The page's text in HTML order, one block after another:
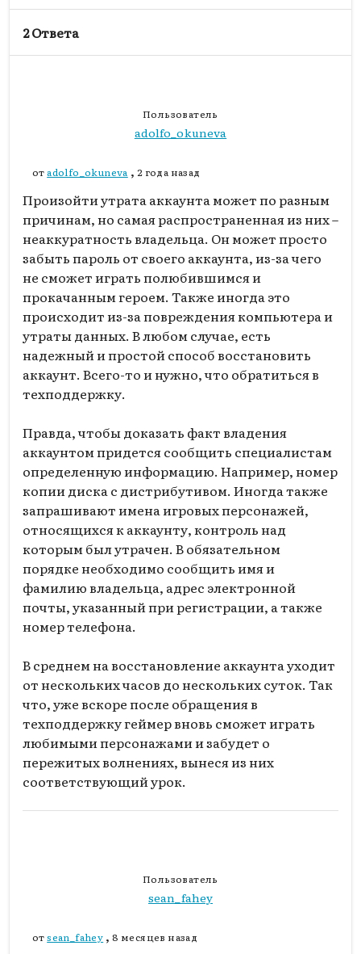
2 Ответа
Пользователь
adolfo_okuneva
отadolfo_okuneva , 2 года назад
Произойти утрата аккаунта может по разным
причинам, но самая распространенная из них –
неаккуратность владельца. Он может просто
забыть пароль от своего аккаунта, из-за чего
не сможет играть полюбившимся и
прокачанным героем. Также иногда это
происходит из-за повреждения компьютера и
утраты данных. В любом случае, есть
надежный и простой способ восстановить
аккаунт. Всего-то и нужно, что обратиться в
техподдержку.
Правда, чтобы доказать факт владения
аккаунтом придется сообщить специалистам
определенную информацию. Например, номер
копии диска с дистрибутивом. Иногда также
запрашивают имена игровых персонажей,
относящихся к аккаунту, контроль над
которым был утрачен. В обязательном
порядке необходимо сообщить имя и
фамилию владельца, адрес электронной
почты, указанный при регистрации, а также
номер телефона.
В среднем на восстановление аккаунта уходит
от нескольких часов до нескольких суток. Так
что, уже вскоре после обращения в
техподдержку геймер вновь сможет играть
любимыми персонажами и забудет о
пережитых волнениях, вынеся из них
соответствующий урок.
Пользователь
sean_fahey
отsean_fahey ,8 месяцев назад